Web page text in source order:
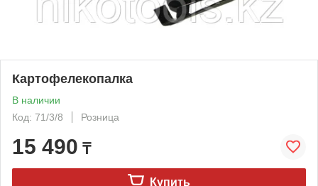
Картофелекопалка
В наличии
Код: 71/3/8
Розница
15 490 ₸
Купить